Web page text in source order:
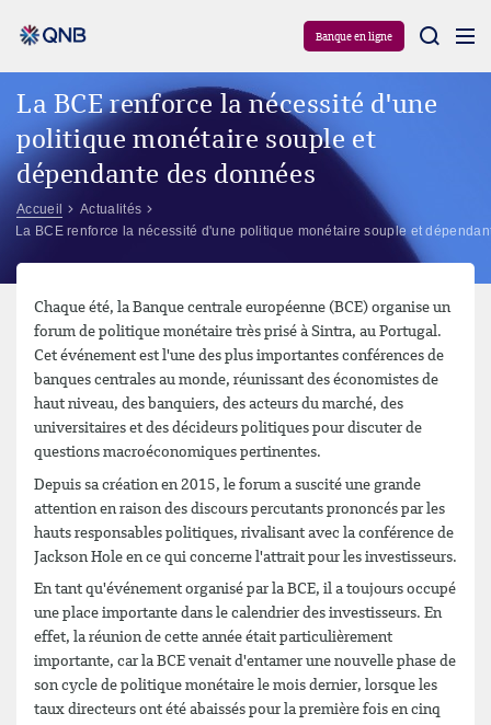
Banque en ligne
La BCE renforce la nécessité d'une
politique monétaire souple et
dépendante des données
Accueil
Actualités
La BCE renforce la nécessité d'une politique monétaire souple et
Chaque été, la Banque centrale européenne (BCE) organise un
forum de politique monétaire très prisé à Sintra, au Portugal.
Cet événement est l'une des plus importantes conférences de
banques centrales au monde, réunissant des économistes de
haut niveau, des banquiers, des acteurs du marché, des
universitaires et des décideurs politiques pour discuter de
questions macroéconomiques pertinentes.
Depuis sa création en 2015, le forum a suscité une grande
attention en raison des discours percutants prononcés par les
hauts responsables politiques, rivalisant avec la conférence de
Jackson Hole en ce qui concerne l'attrait pour les investisseurs.
En tant qu'événement organisé par la BCE, il a toujours occupé
une place importante dans le calendrier des investisseurs. En
effet, la réunion de cette année était particulièrement
importante, car la BCE venait d'entamer une nouvelle phase de
son cycle de politique monétaire le mois dernier, lorsque les
taux directeurs ont été abaissés pour la première fois en cinq